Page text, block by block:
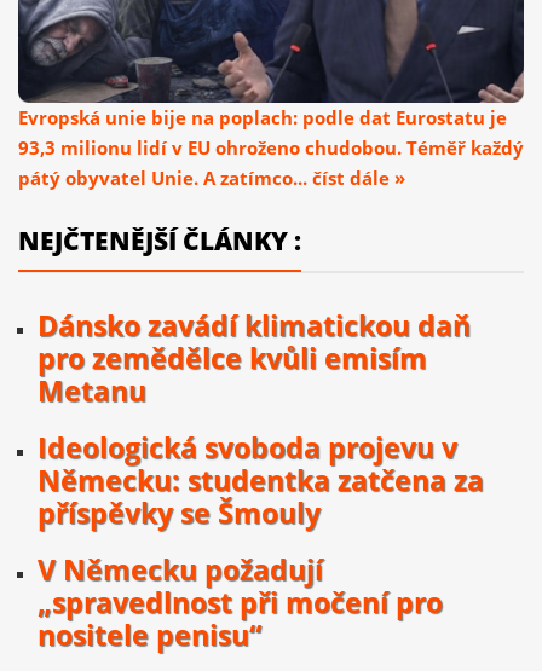
Evropská unie bije na poplach: podle dat Eurostatu je
93,3 milionu lidí v EU ohroženo chudobou. Téměř každý
pátý obyvatel Unie. A zatímco... číst dále »
NEJČTENĚJŠÍ ČLÁNKY :
Dánsko zavádí klimatickou daň
pro zemědělce kvůli emisím
Metanu
Ideologická svoboda projevu v
Německu: studentka zatčena za
příspěvky se Šmouly
V Německu požadují
„spravedlnost při močení pro
nositele penisu“